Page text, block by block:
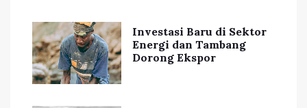
Investasi Baru di Sektor
Energi dan Tambang
Dorong Ekspor